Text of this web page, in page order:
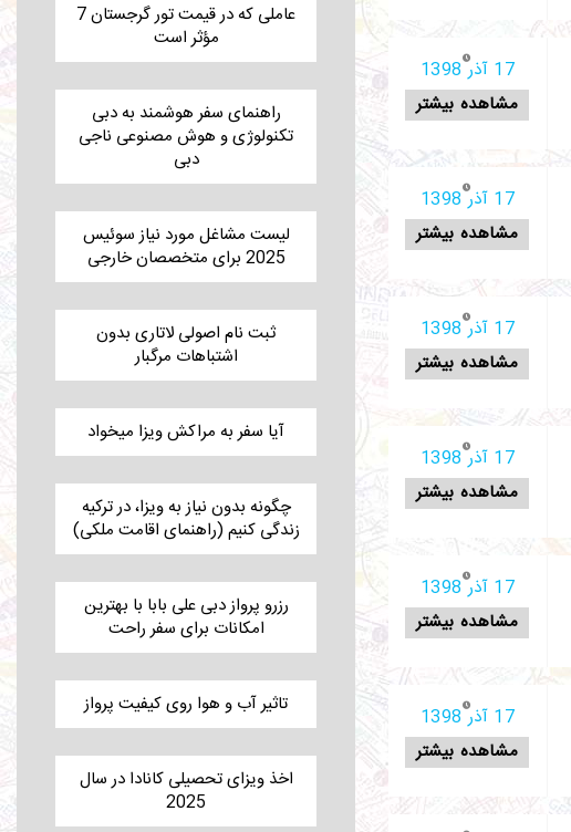
17 آذر 1398
مشاهده بیشتر
17 آذر 1398
مشاهده بیشتر
17 آذر 1398
مشاهده بیشتر
17 آذر 1398
مشاهده بیشتر
17 آذر 1398
مشاهده بیشتر
17 آذر 1398
مشاهده بیشتر
7 عاملی که در قیمت تور گرجستان
مؤثر است
راهنمای سفر هوشمند به دبی
تکنولوژی و هوش مصنوعی ناجی
دبی
لیست مشاغل مورد نیاز سوئیس
2025 برای متخصصان خارجی
ثبت نام اصولی لاتاری بدون
اشتباهات مرگبار
آیا سفر به مراکش ویزا میخواد
چگونه بدون نیاز به ویزا، در ترکیه
زندگی کنیم (راهنمای اقامت ملکی)
رزرو پرواز دبی علی بابا با بهترین
امکانات برای سفر راحت
تاثیر آب و هوا روی کیفیت پرواز
اخذ ویزای تحصیلی کانادا در سال
2025